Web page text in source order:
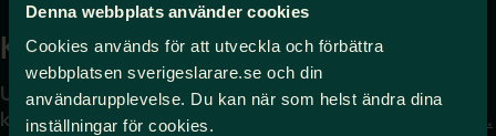
Denna webbplats använder cookies
Cookies används för att utveckla och förbättra
webbplatsen sverigeslarare.se och din
användarupplevelse. Du kan när som helst ändra dina
inställningar för cookies.
Kontakta
Uppgifter om hur du
kontaktar oss finns här.
Press
Journalist – du når oss
press@sverigeslarare.